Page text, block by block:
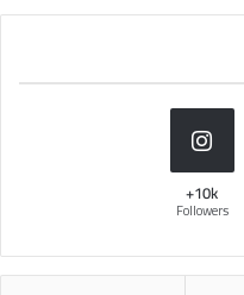
10k+
Followers